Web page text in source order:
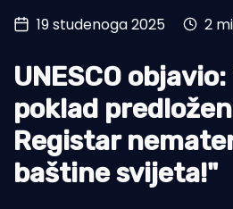
Pomorstvo
Ekologija
Tradicija i kultura
19 studenoga 2025 2
UNESCO
poklad
Registar
baštine svijeta!"